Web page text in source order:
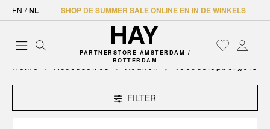
EN / NL SHOP DE SUMMER SALE ONLINE EN IN DE WINKELS
PARTNERSTORE AMSTERDAM /
ROTTERDAM
Home Accessoires Keuken Voedselopbergers
FILTER